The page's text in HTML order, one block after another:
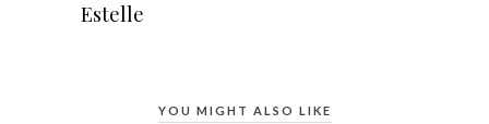
Estelle
YOU MIGHT ALSO LIKE